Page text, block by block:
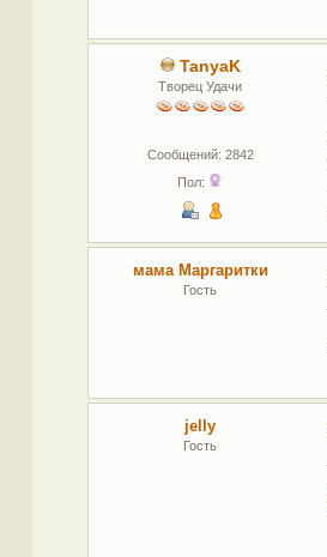
TanyaK
Творец Удачи
Сообщений: 2842
Пол:
мама Маргаритки
Гость
jelly
Гость